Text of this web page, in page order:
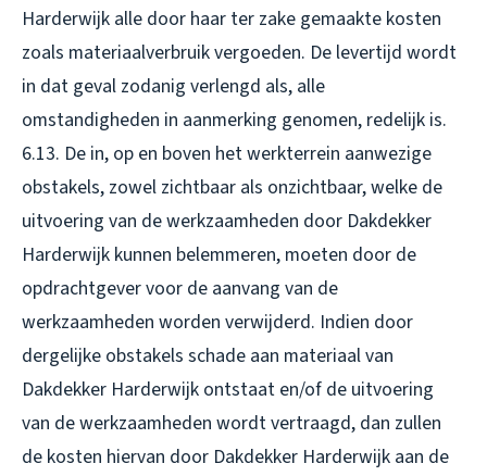
Harderwijk alle door haar ter zake gemaakte kosten
zoals materiaalverbruik vergoeden. De levertijd wordt
in dat geval zodanig verlengd als, alle
omstandigheden in aanmerking genomen, redelijk is.
6.13. De in, op en boven het werkterrein aanwezige
obstakels, zowel zichtbaar als onzichtbaar, welke de
uitvoering van de werkzaamheden door Dakdekker
Harderwijk kunnen belemmeren, moeten door de
opdrachtgever voor de aanvang van de
werkzaamheden worden verwijderd. Indien door
dergelijke obstakels schade aan materiaal van
Dakdekker Harderwijk ontstaat en/of de uitvoering
van de werkzaamheden wordt vertraagd, dan zullen
de kosten hiervan door Dakdekker Harderwijk aan de